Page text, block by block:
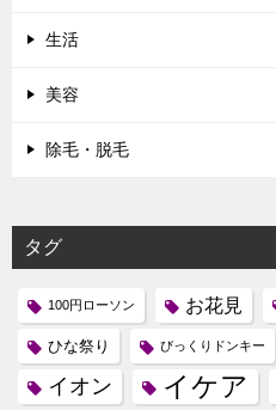
生活
美容
除毛・脱毛
タグ
100円ローソン お花見
ひな祭り びっくりドンキー
イオン イケア